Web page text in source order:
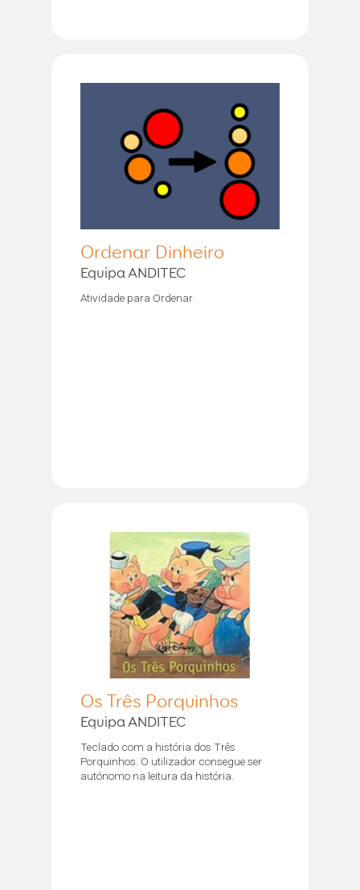
Ordenar Dinheiro
Equipa ANDITEC
Atividade para Ordenar
Os Três Porquinhos
Equipa ANDITEC
Teclado com a história dos Três
Porquinhos. O utilizador consegue ser
autónomo na leitura da história.